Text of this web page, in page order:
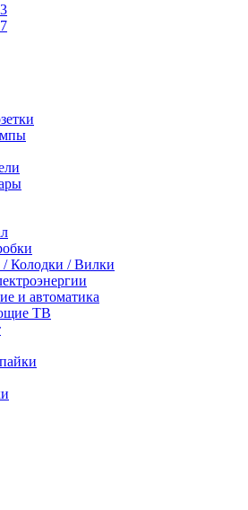
/ Колодки / Вилки
и автоматика
ТВ